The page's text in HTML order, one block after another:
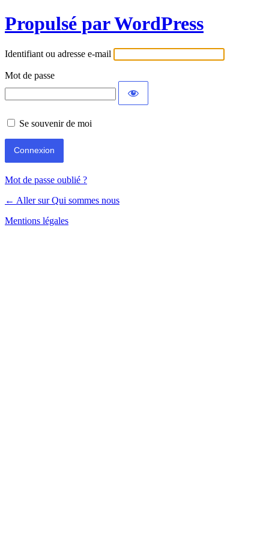
Propulsé par WordPress
Identifiant ou adresse e-mail
Mot de passe
Se souvenir de moi
Mot de passe oublié ?
← Aller sur Qui sommes nous
Mentions légales